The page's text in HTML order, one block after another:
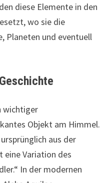
diese Elemente in den
wo sie die
Planeten und eventuell
wichtiger
Objekt am Himmel.
aus der
eine Variation des
In der modernen